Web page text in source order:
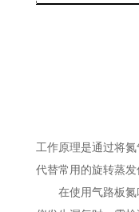
工作原理是通过将
代替常用的旋转蒸
在使用气路板氮吹